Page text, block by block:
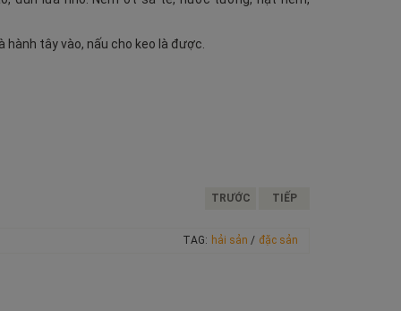
tây vào, nấu cho keo là được.
TRƯỚC TIẾP
TAG: hải sản / đặc sản